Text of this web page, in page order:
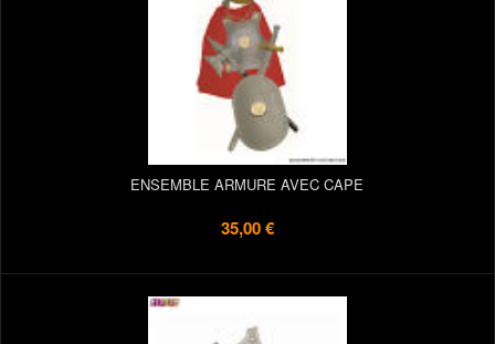
ENSEMBLE ARMURE AVEC CAPE
35,00 €